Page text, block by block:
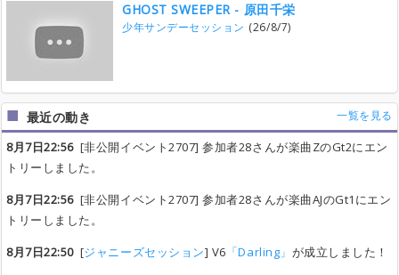
GHOST SWEEPER - 原田千栄
少年サンデーセッション (26/8/7)
最近の動き 一覧を見る
8月7日22:56[非公開イベント2707] 参加者28さんが楽曲ZのGt2にエン
トリーしました。
8月7日22:56[非公開イベント2707] 参加者28さんが楽曲AJのGt1にエン
トリーしました。
8月7日22:50[ジャニーズセッション] V6 「Darling」 が成立しました！